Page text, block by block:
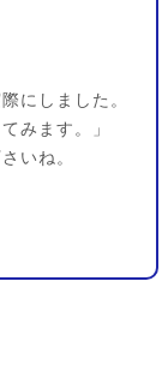
にしました。
みます。」
いね。